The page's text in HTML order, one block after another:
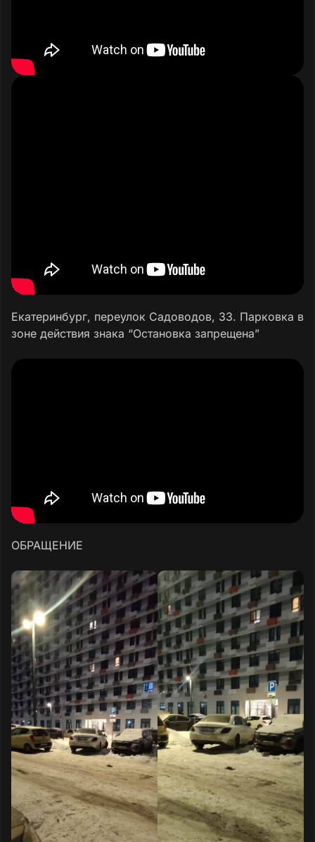
Екатеринбург, переулок Садоводов, 33. Парковка в
зоне действия знака “Остановка запрещена”
ОБРАЩЕНИЕ